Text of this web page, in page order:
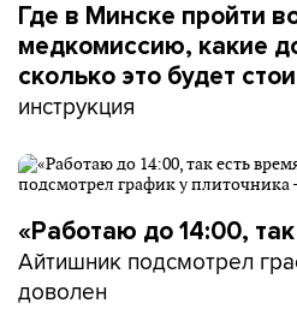
Где в Минске пройти
медкомиссию, какие
сколько это будет
инструкция
«Работаю до 14:00,
Айтишник подсмотрел
доволен